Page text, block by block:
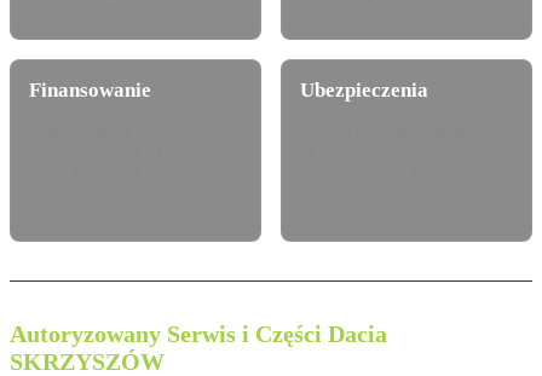
Finansowanie Ubezpieczenia
Autoryzowany Serwis i Części Dacia
SKRZYSZÓW